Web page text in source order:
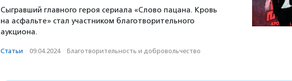
Сыгравший главного героя сериала «Слово пацана. Кровь
на асфальте» стал участником благотворительного
аукциона.
Статьи · 09.04.2024 · Благотвори­тель­ность и доброволь­чест­во